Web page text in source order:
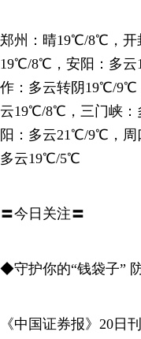
郑州：晴19℃/8℃，
19℃/8℃，安阳：多
作：多云转阴19℃/
云19℃/8℃，三门峡
阳：多云21℃/9℃，
多云19℃/5℃
〓今日关注〓
◆守护你的“钱袋子”
《中国证券报》20日